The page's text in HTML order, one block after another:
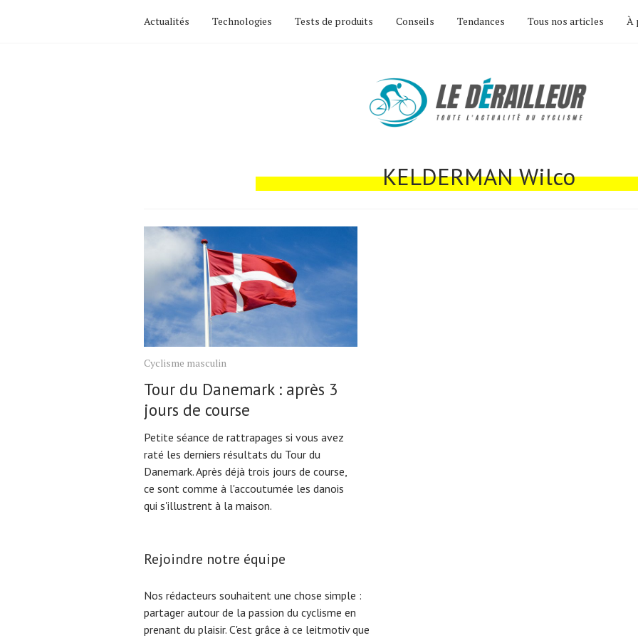
Actualités Technologies Tests de produits Conseils Tendances Tous nos articles À
KELDERMAN Wilco
Cyclisme masculin
Tour du Danemark : après 3
jours de course
Petite séance de rattrapages si vous avez
raté les derniers résultats du Tour du
Danemark. Après déjà trois jours de course,
ce sont comme à l'accoutumée les danois
qui s'illustrent à la maison.
Rejoindre notre équipe
Nos rédacteurs souhaitent une chose simple :
partager autour de la passion du cyclisme en
prenant du plaisir. C'est grâce à ce leitmotiv que